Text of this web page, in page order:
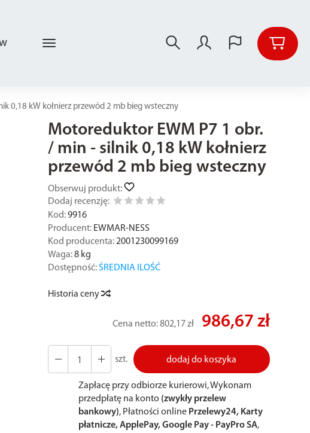
0,18 kW kołnierz przewód 2 mb bieg wsteczny
Motoreduktor EWM P7 1 obr.
/ min - silnik 0,18 kW kołnierz
przewód 2 mb bieg wsteczny
Obserwuj produkt:
Dodaj recenzję:
Kod:9916
Producent: EWMAR-NESS
Kod producenta:2001230099169
Waga:8 kg
Dostępność:ŚREDNIA ILOŚĆ
Historia ceny
Cena netto:802,17 zł 986,67 zł
szt. dodaj do koszyka
Zapłacę przy odbiorze kurierowi, Wykonam
przedpłatę na konto (zwykły przelew
bankowy), Płatności online Przelewy24, Karty
płatnicze, ApplePay, Google Pay - PayPro SA,